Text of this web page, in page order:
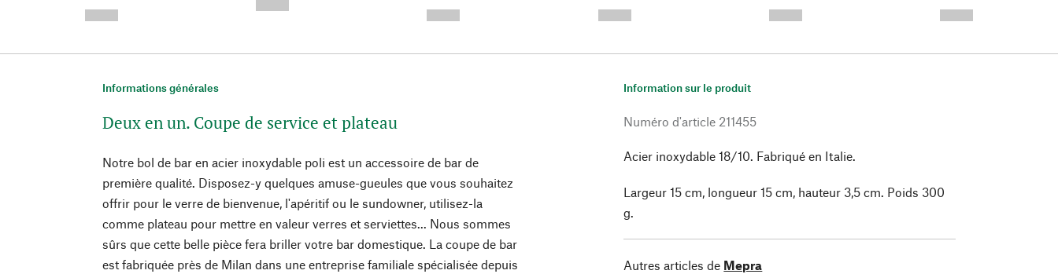
Informations générales
Deux en un. Coupe de service et plateau
Notre bol de bar en acier inoxydable poli est un accessoire de bar de
première qualité. Disposez-y quelques amuse-gueules que vous souhaitez
offrir pour le verre de bienvenue, l'apéritif ou le sundowner, utilisez-la
comme plateau pour mettre en valeur verres et serviettes... Nous sommes
sûrs que cette belle pièce fera briller votre bar domestique. La coupe de bar
est fabriquée près de Milan dans une entreprise familiale spécialisée depuis
Information sur le produit
Numéro d'article 211455
Acier inoxydable 18/10. Fabriqué en Italie.
Largeur 15 cm, longueur 15 cm, hauteur 3,5 cm. Poids 300
g.
Autres articles de Mepra